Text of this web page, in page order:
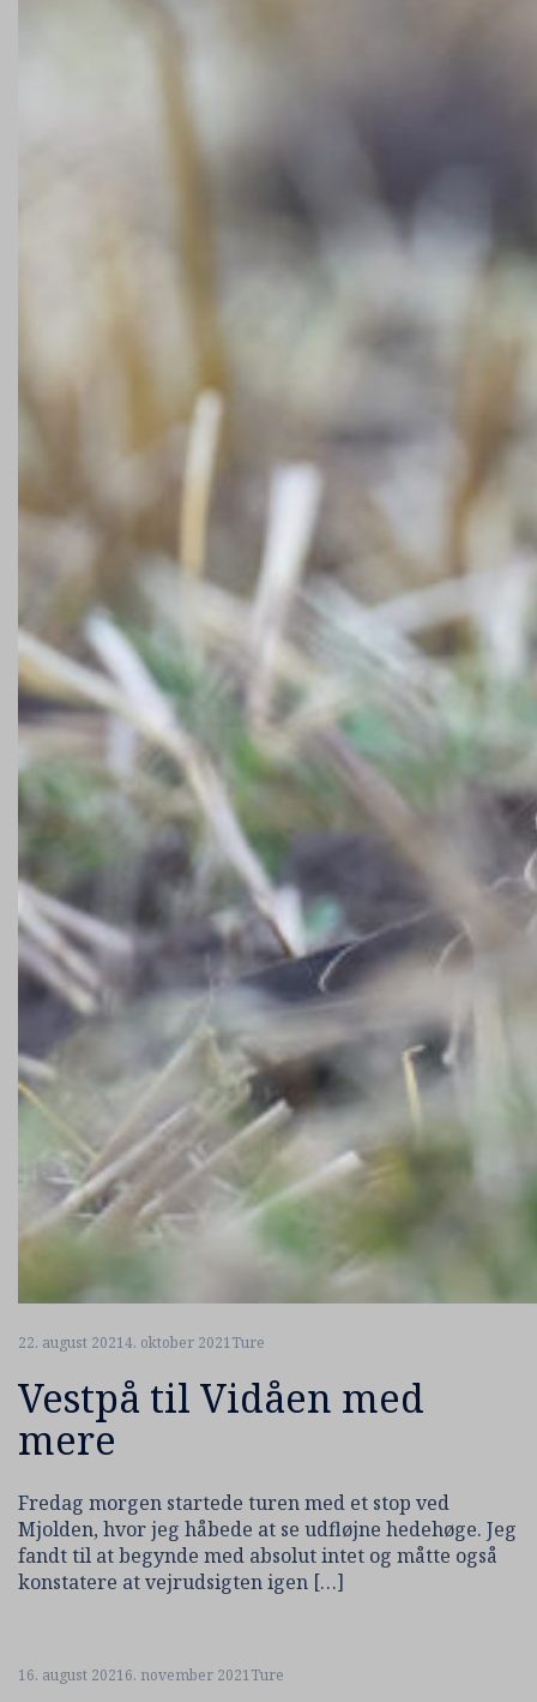
22. august 20214. oktober 2021Ture
Vestpå til Vidåen med
mere
Fredag morgen startede turen med et stop ved
Mjolden, hvor jeg håbede at se udfløjne hedehøge. Jeg
fandt til at begynde med absolut intet og måtte også
konstatere at vejrudsigten igen […]
16. august 20216. november 2021Ture